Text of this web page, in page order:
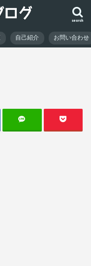
search
自己紹介 お問い合わせ